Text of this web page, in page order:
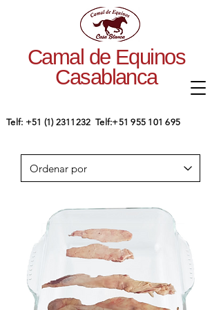
Camal de Equinos
Casablanca
​Telf: +51 (1) 2311232 Telf:+51 955 101 695